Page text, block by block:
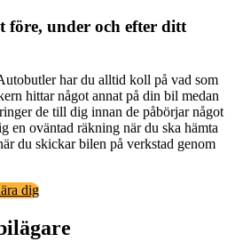
före, under och efter ditt
har du alltid koll på vad som
hittar något annat på din bil medan
de till dig innan de påbörjar något
en oväntad räkning när du ska hämta
du skickar bilen på verkstad genom
dig